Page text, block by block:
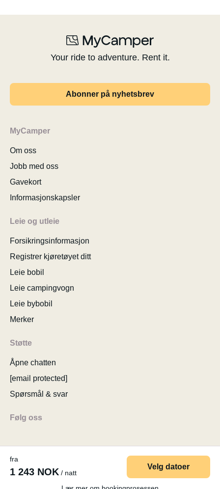
fra
1 243 NOK / natt
Velg datoer
Your ride to adventure. Rent it.
Abonner på nyhetsbrev
MyCamper
Om oss
Jobb med oss
Gavekort
Informasjonskapsler
Leie og utleie
Forsikringsinformasjon
Registrer kjøretøyet ditt
Leie bobil
Leie campingvogn
Leie bybobil
Merker
Støtte
Åpne chatten
[email protected]
Spørsmål & svar
Følg oss
© 2026 MyCamper AG Brukervilkår
Firmaopplysninger
Sitemap Endre samtykke til cookies